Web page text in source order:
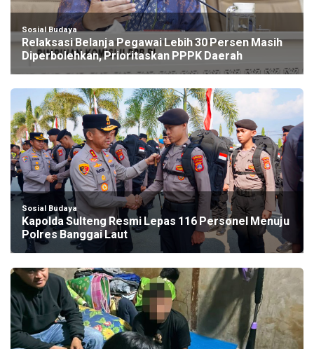
Sosial Budaya
Relaksasi Belanja Pegawai Lebih 30 Persen Masih
Diperbolehkan, Prioritaskan PPPK Daerah
Sosial Budaya
Kapolda Sulteng Resmi Lepas 116 Personel Menuju
Polres Banggai Laut